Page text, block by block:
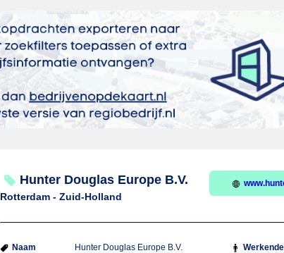
Hunter Douglas Europe B.V.
Rotterdam - Zuid-Holland
Naam
Hunter Douglas Europe B.V.